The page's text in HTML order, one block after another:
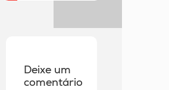
Deixe um
comentário